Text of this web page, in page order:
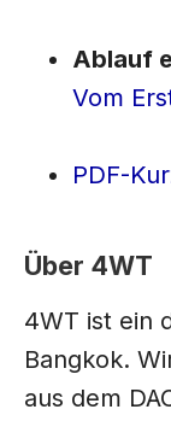
Ablauf
Vom
PDF-
Über 4WT
4WT ist ein
Bangkok.
aus dem